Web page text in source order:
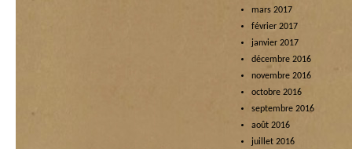
mars 2017
février 2017
janvier 2017
décembre 2016
novembre 2016
octobre 2016
septembre 2016
août 2016
juillet 2016